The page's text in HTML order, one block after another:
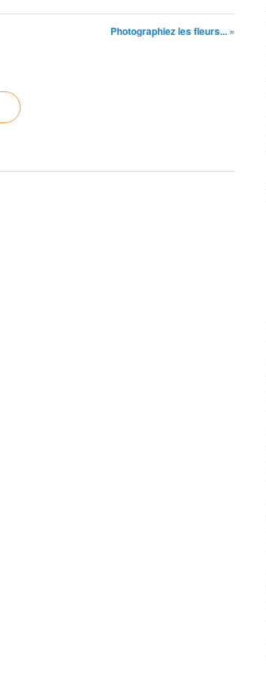
Photographiez les fleurs... »